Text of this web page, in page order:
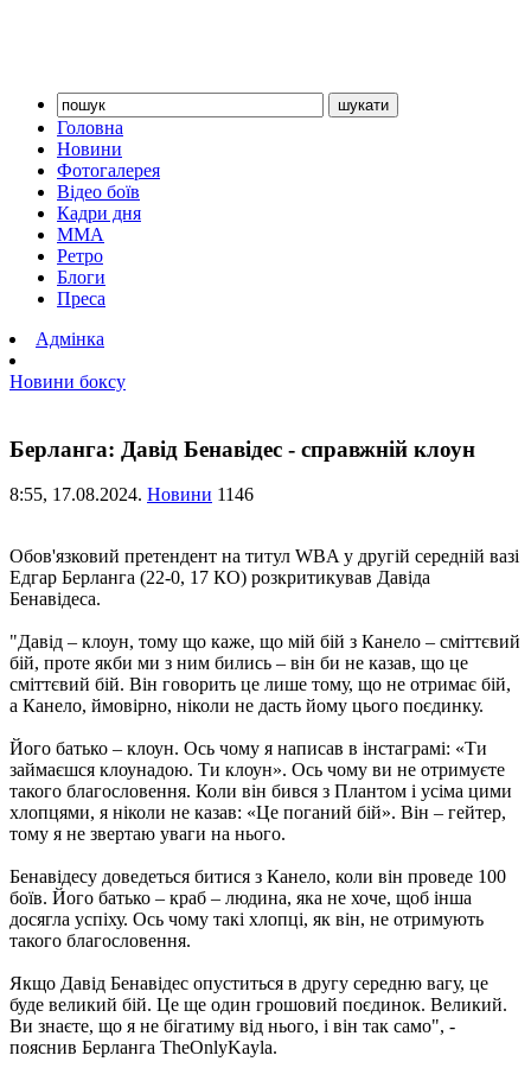
Головна
Новини
Фотогалерея
Відео боїв
Кадри дня
ММА
Ретро
Блоги
Преса
Адмінка
Новини боксу
Берланга: Давід Бенавідес - справжній клоун
8:55, 17.08.2024. Новини 1146
Обов'язковий претендент на титул WBA у другій середній вазі
Едгар Берланга (22-0, 17 КО) розкритикував Давіда
Бенавідеса.
"Давід – клоун, тому що каже, що мій бій з Канело – сміттєвий
бій, проте якби ми з ним бились – він би не казав, що це
сміттєвий бій. Він говорить це лише тому, що не отримає бій,
а Канело, ймовірно, ніколи не дасть йому цього поєдинку.
Його батько – клоун. Ось чому я написав в інстаграмі: «Ти
займаєшся клоунадою. Ти клоун». Ось чому ви не отримуєте
такого благословення. Коли він бився з Плантом і усіма цими
хлопцями, я ніколи не казав: «Це поганий бій». Він – гейтер,
тому я не звертаю уваги на нього.
Бенавідесу доведеться битися з Канело, коли він проведе 100
боїв. Його батько – краб – людина, яка не хоче, щоб інша
досягла успіху. Ось чому такі хлопці, як він, не отримують
такого благословення.
Якщо Давід Бенавідес опуститься в другу середню вагу, це
буде великий бій. Це ще один грошовий поєдинок. Великий.
Ви знаєте, що я не бігатиму від нього, і він так само", -
пояснив Берланга TheOnlyKayla.